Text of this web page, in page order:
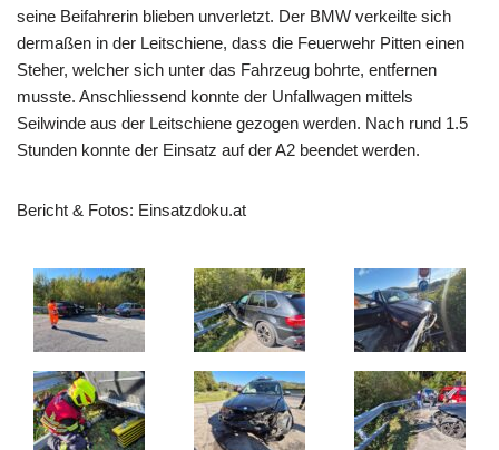
seine Beifahrerin blieben unverletzt. Der BMW verkeilte sich
dermaßen in der Leitschiene, dass die Feuerwehr Pitten einen
Steher, welcher sich unter das Fahrzeug bohrte, entfernen
musste. Anschliessend konnte der Unfallwagen mittels
Seilwinde aus der Leitschiene gezogen werden. Nach rund 1.5
Stunden konnte der Einsatz auf der A2 beendet werden.
Bericht & Fotos: Einsatzdoku.at